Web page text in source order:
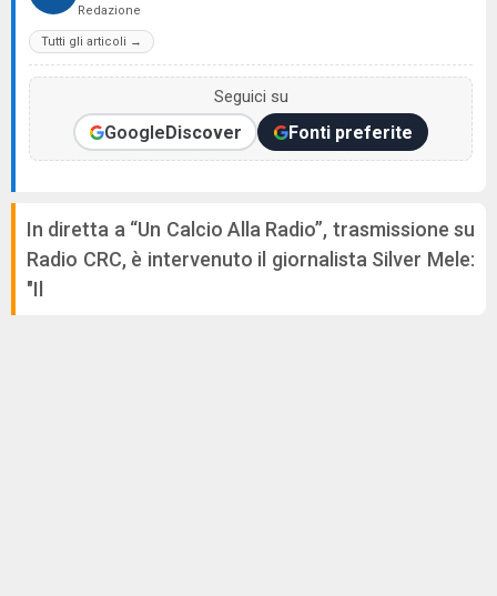
Redazione
Tutti gli articoli →
Seguici su
GoogleDiscover Fonti preferite
In diretta a “Un Calcio Alla Radio”, trasmissione su
Radio CRC, è intervenuto il giornalista Silver Mele:
"Il